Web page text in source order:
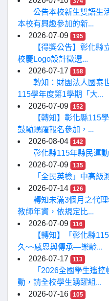
公告本校新生雙語生
本校有興趣參加的新...
2026-07-09
195
【得獎公告】彰化縣
校慶Logo設計徵選...
2026-07-17
158
轉知：財團法人國泰
115學年度第1學期「大...
2026-07-09
152
【轉知】彰化縣115
鼓勵踴躍報名參加，...
2026-08-04
142
彰化縣115年縣民運
2026-07-09
135
「全民英檢」中高級
2026-07-14
126
轉知未滿3個月之代
教師年資，依規定比...
2026-07-09
116
【轉知】「彰化縣
久~~感恩與傳承—樂齡...
2026-07-17
113
「2026全國學生遙
動，請全校學生踴躍組...
2026-07-16
105